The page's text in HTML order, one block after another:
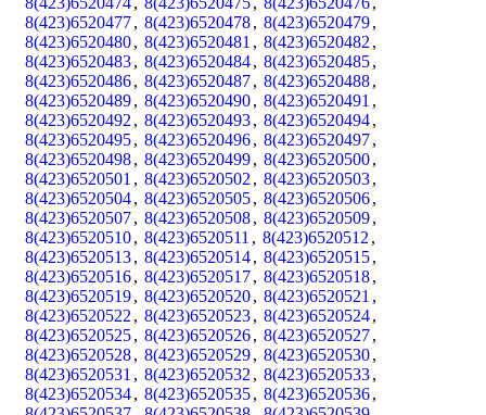
8(423)6520477, 8(423)6520478, 8(423)6520479,
8(423)6520480, 8(423)6520481 , 8(423)6520482 ,
8(423)6520483, 8(423)6520484, 8(423)6520485,
8(423)6520486, 8(423)6520487, 8(423)6520488,
8(423)6520489, 8(423)6520490, 8(423)6520491 ,
8(423)6520492 , 8(423)6520493, 8(423)6520494,
8(423)6520495, 8(423)6520496, 8(423)6520497,
8(423)6520498, 8(423)6520499, 8(423)6520500,
8(423)6520501 , 8(423)6520502 , 8(423)6520503,
8(423)6520504, 8(423)6520505, 8(423)6520506,
8(423)6520507, 8(423)6520508, 8(423)6520509,
8(423)6520510, 8(423)6520511 , 8(423)6520512 ,
8(423)6520513, 8(423)6520514, 8(423)6520515,
8(423)6520516, 8(423)6520517, 8(423)6520518,
8(423)6520519, 8(423)6520520, 8(423)6520521 ,
8(423)6520522 , 8(423)6520523, 8(423)6520524,
8(423)6520525, 8(423)6520526, 8(423)6520527,
8(423)6520528, 8(423)6520529, 8(423)6520530,
8(423)6520531 , 8(423)6520532 , 8(423)6520533,
8(423)6520534, 8(423)6520535, 8(423)6520536,